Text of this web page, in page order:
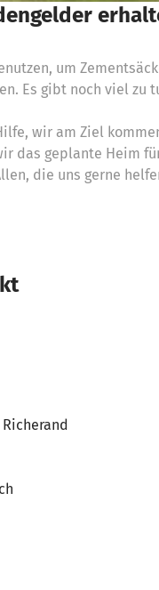
um
Es gibt noch viel zu
wir am Ziel
das geplante Heim
die uns gerne